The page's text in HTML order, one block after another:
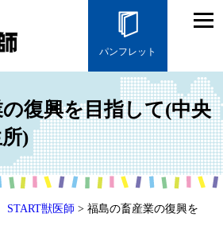
パンフレット
復興を目指して(中央
)
獣医師 > 福島の畜産業の復興を